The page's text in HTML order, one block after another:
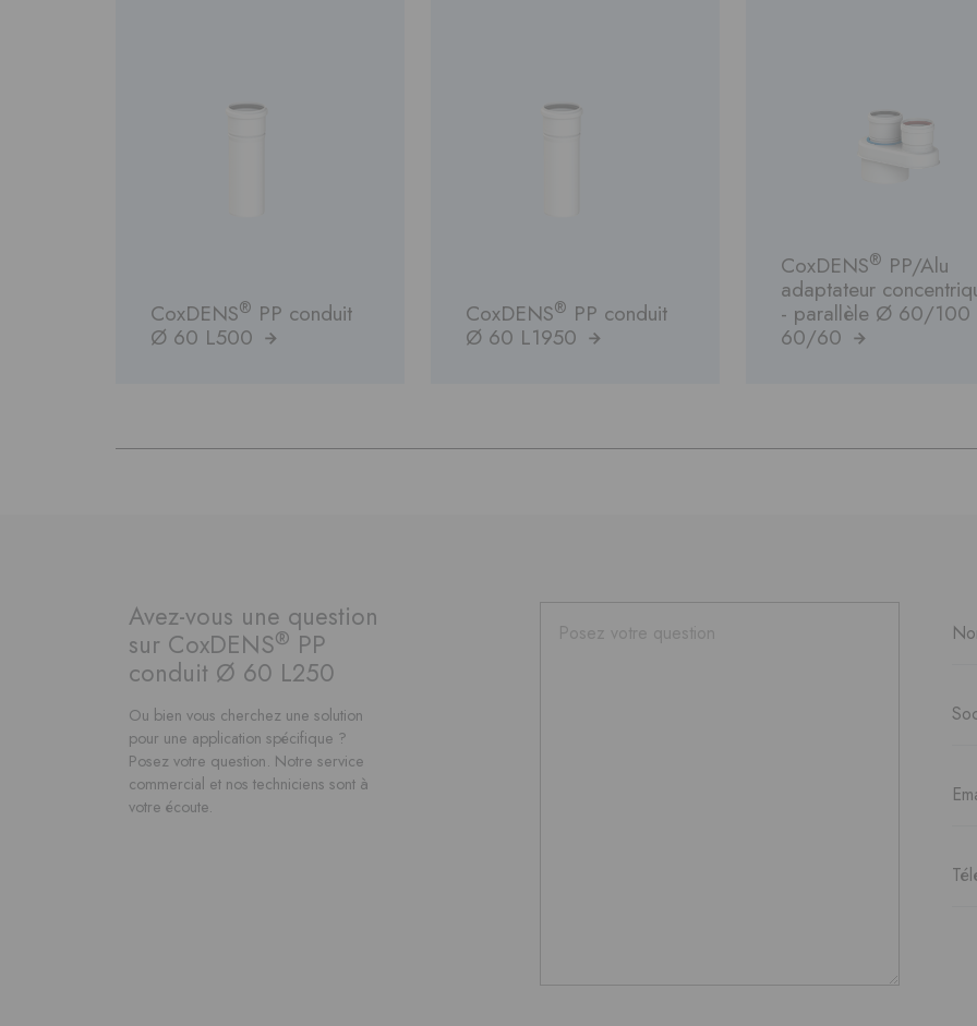
CoxDENS® PP conduit
Ø 60 L500
CoxDENS® PP conduit
Ø 60 L1950
CoxDENS® PP/Alu
adaptateur
- parallèle Ø 60/100
60/60
Avez-vous une question
sur CoxDENS® PP
conduit Ø 60 L250
Ou bien vous cherchez une solution
pour une application spécifique ?
Posez votre question. Notre service
commercial et nos techniciens sont à
votre écoute.